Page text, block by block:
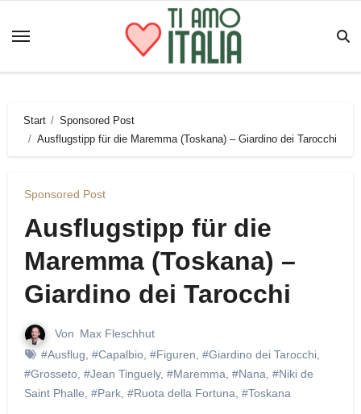
Inhalt
Start
Sponsored Post
Ausflugstipp für die Maremma (Toskana) – Giardino dei Tarocchi
Sponsored Post
Ausflugstipp für die
Maremma (Toskana) –
Giardino dei Tarocchi
Von Max Fleschhut
#Ausflug #Capalbio, #Figuren #Giardino dei Tarocchi,
#Grosseto, #Jean Tinguely, #Maremma #Nana #Niki de
Saint Phalle #Park, #Ruota della Fortuna #Toskana